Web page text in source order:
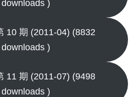
downloads )
10 期 (2011-04) (8832
downloads )
11 期 (2011-07) (9498
downloads )